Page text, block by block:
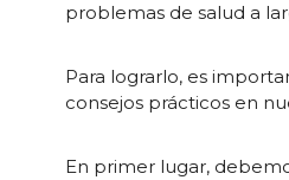
problemas de salud a
Para lograrlo, es
consejos prácticos en
En primer lugar,